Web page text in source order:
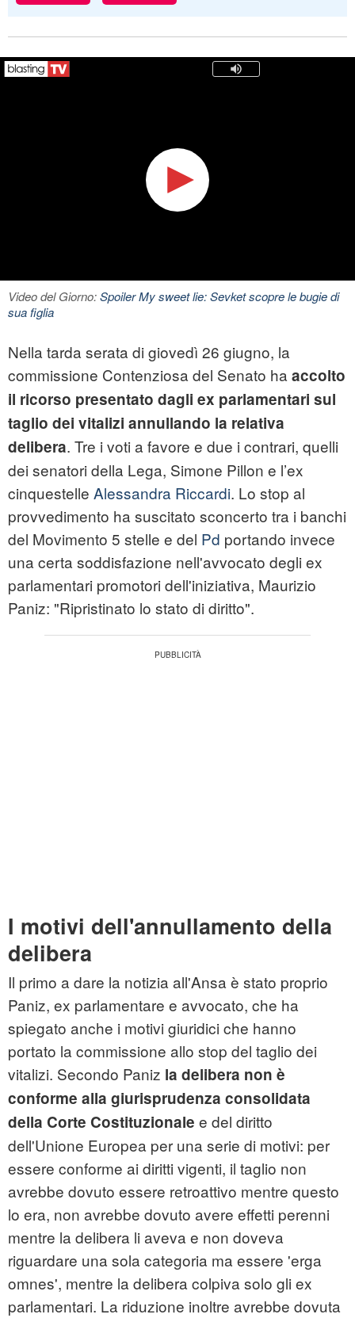
Video del Giorno:Spoiler My sweet lie: Sevket scopre le bugie di
sua figlia
Nella tarda serata di giovedì 26 giugno, la
commissione Contenziosa del Senato ha accolto
il ricorso presentato dagli ex parlamentari sul
taglio dei vitalizi annullando la relativa
delibera. Tre i voti a favore e due i contrari, quelli
dei senatori della Lega, Simone Pillon e l’ex
cinquestelle Alessandra Riccardi. Lo stop al
provvedimento ha suscitato sconcerto tra i banchi
del Movimento 5 stelle e del Pd portando invece
una certa soddisfazione nell'avvocato degli ex
parlamentari promotori dell'iniziativa, Maurizio
Paniz: "Ripristinato lo stato di diritto".
I motivi dell'annullamento della
delibera
Il primo a dare la notizia all'Ansa è stato proprio
Paniz, ex parlamentare e avvocato, che ha
spiegato anche i motivi giuridici che hanno
portato la commissione allo stop del taglio dei
vitalizi. Secondo Paniz la delibera non è
conforme alla giurisprudenza consolidata
della Corte Costituzionale e del diritto
dell'Unione Europea per una serie di motivi: per
essere conforme ai diritti vigenti, il taglio non
avrebbe dovuto essere retroattivo mentre questo
lo era, non avrebbe dovuto avere effetti perenni
mentre la delibera li aveva e non doveva
riguardare una sola categoria ma essere 'erga
omnes', mentre la delibera colpiva solo gli ex
parlamentari. La riduzione inoltre avrebbe dovuta